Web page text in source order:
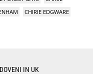
CHIRIE EDGWARE
IN UK